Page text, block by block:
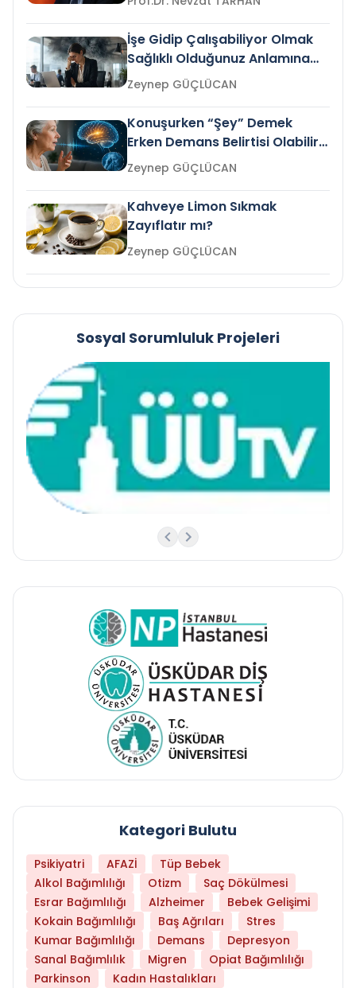
İşe Gidip Çalışabiliyor Olmak
Sağlıklı Olduğunuz Anlamına
Gelir mi?Zeynep GÜÇLÜCAN
Konuşurken “Şey” Demek
Erken Demans Belirtisi Olabilir
mi?
Zeynep GÜÇLÜCAN
Kahveye Limon Sıkmak
Zayıflatır mı?
Zeynep GÜÇLÜCAN
Sosyal Sorumluluk Projeleri
Kategori Bulutu
Psikiyatri AFAZİ
Tüp Bebek
Alkol Bağımlılığı
Otizm
Saç Dökülmesi
Esrar Bağımlılığı
Alzheimer
Bebek Gelişimi
Kokain Bağımlılığı
Baş Ağrıları
Stres
Kumar Bağımlılığı
Demans
Depresyon
Sanal Bağımlılık
Migren
Opiat Bağımlılığı
Parkinson
Kadın Hastalıkları